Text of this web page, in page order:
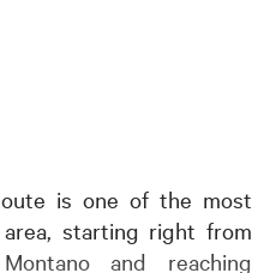
is one of the most
starting right from
and reaching